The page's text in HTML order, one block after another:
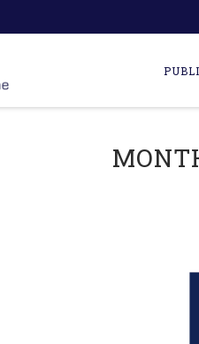
content